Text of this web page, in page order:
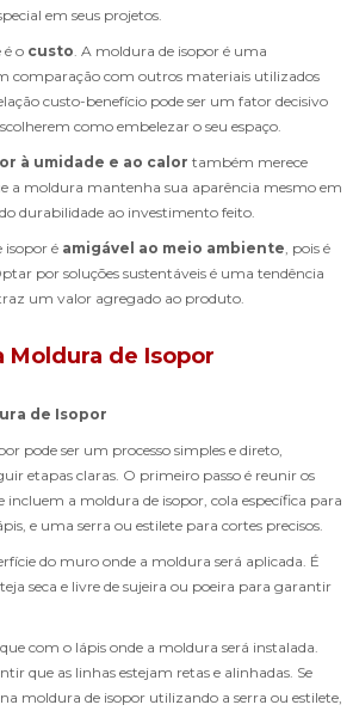
em seus projetos.
o custo . A moldura de isopor é uma
comparação com outros materiais utilizados
custo-benefício pode ser um fator decisivo
como embelezar o seu espaço.
à umidade e ao calor também merece
a moldura mantenha sua aparência mesmo em
durabilidade ao investimento feito.
é amigável ao meio ambiente , pois é
por soluções sustentáveis é uma tendência
traz um valor agregado ao produto.
Moldura de Isopor
de Isopor
pode ser um processo simples e direto,
etapas claras. O primeiro passo é reunir os
incluem a moldura de isopor, cola específica para
e uma serra ou estilete para cortes precisos.
do muro onde a moldura será aplicada. É
seca e livre de sujeira ou poeira para garantir
com o lápis onde a moldura será instalada.
que as linhas estejam retas e alinhadas. Se
na moldura de isopor utilizando a serra ou estilete,